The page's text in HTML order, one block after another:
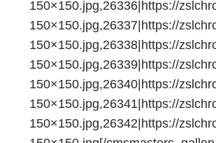
150×150.jpg,26336|https://
150×150.jpg,26337|https://
150×150.jpg,26338|https://
150×150.jpg,26339|https://
150×150.jpg,26340|https://
150×150.jpg,26341|https://
150×150.jpg,26342|https://